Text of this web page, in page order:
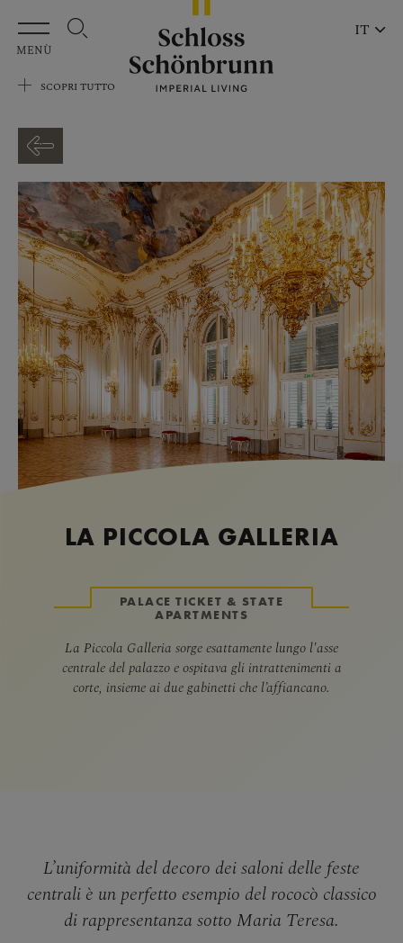
Vai al contenuto principale
MENÙ
SCOPRI TUTTO
IT
LA PICCOLA GALLERIA
PALACE TICKET & STATE
APARTMENTS
La Piccola Galleria sorge esattamente lungo l'asse
centrale del palazzo e ospitava gli intrattenimenti a
corte, insieme ai due gabinetti che l’affiancano.
L’uniformità del decoro dei saloni delle feste
centrali è un perfetto esempio del rococò classico
di rappresentanza sotto Maria Teresa.